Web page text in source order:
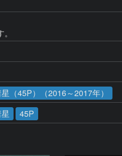
（45P）（2016～2017年）
45P